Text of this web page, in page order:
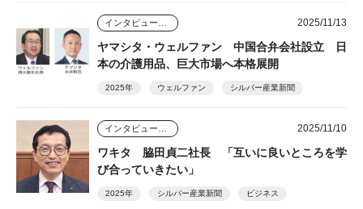
2025/11/13
ヤマシタ・ウェルファン 中国合弁会社設立 日
本の介護用品、巨大市場へ本格展開
2025年 ウェルファン シルバー産業新聞
2025/11/10
ワキタ 脇田貞二社長 「互いに良いところを学
び合っていきたい」
2025年 シルバー産業新聞 ビジネス